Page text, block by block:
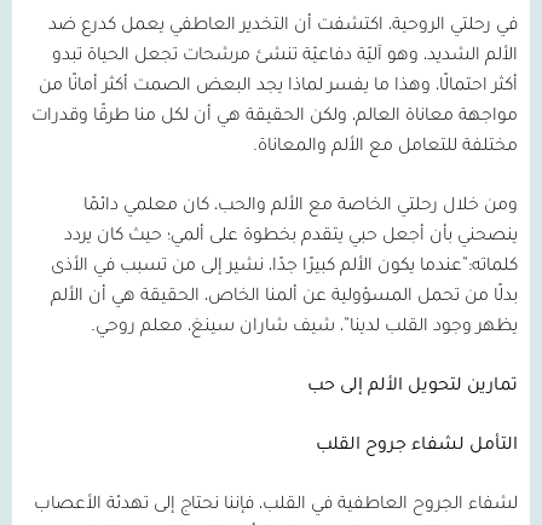
في رحلتي الروحية، اكتشفت أن التخدير العاطفي يعمل كدرع ضد
الألم الشديد، وهو آليّة دفاعيّة تنشئ مرشحات تجعل الحياة تبدو
أكثر احتمالًا، وهذا ما يفسر لماذا يجد البعض الصمت أكثر أمانًا من
مواجهة معاناة العالم، ولكن الحقيقة هي أن لكل منا طرقًا وقدرات
مختلفة للتعامل مع الألم والمعاناة.
ومن خلال رحلتي الخاصة مع الألم والحب، كان معلمي دائمًا
ينصحني بأن أجعل حبي يتقدم بخطوة على ألمي؛ حيث كان يردد
كلماته:”عندما يكون الألم كبيرًا جدًا، نشير إلى من تسبب في الأذى
بدلًا من تحمل المسؤولية عن ألمنا الخاص، الحقيقة هي أن الألم
يظهر وجود القلب لدينا”، شيف شاران سينغ، معلم روحي.
تمارين لتحويل الألم إلى حب
التأمل لشفاء جروح القلب
لشفاء الجروح العاطفية في القلب، فإننا نحتاج إلى تهدئة الأعصاب